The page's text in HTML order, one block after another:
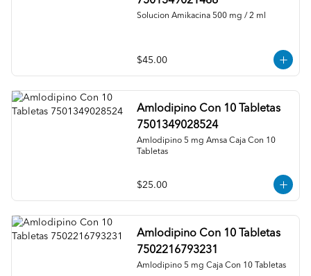
Solucion Amikacina 500 mg / 2 ml
$45.00
Amlodipino Con 10 Tabletas
7501349028524
Amlodipino 5 mg Amsa Caja Con 10
Tabletas
$25.00
Amlodipino Con 10 Tabletas
7502216793231
Amlodipino 5 mg Caja Con 10 Tabletas